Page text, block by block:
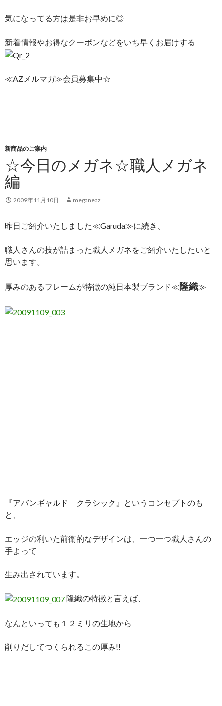
気になってる方は是非お早めに◎
新着情報やお得なクーポンなどをいち早くお届けする
≪AZメルマガ≫会員募集中☆
新商品のご案内
☆今日のメガネ☆職人メガネ
編
2009年11月10日 meganeaz
昨日ご紹介いたしました≪Garuda≫に続き、
職人さんの技が詰まった職人メガネをご紹介いたしたいと
思います。
厚みのあるフレームが特徴の純日本製ブランド≪隆織≫
『アバンギャルド クラシック』というコンセプトのも
と、
エッジの利いた前衛的なデザインは、一つ一つ職人さんの
手よって
生み出されています。
隆織の特徴と言えば、
なんといっても１２ミリの生地から
削りだしてつくられるこの厚み!!